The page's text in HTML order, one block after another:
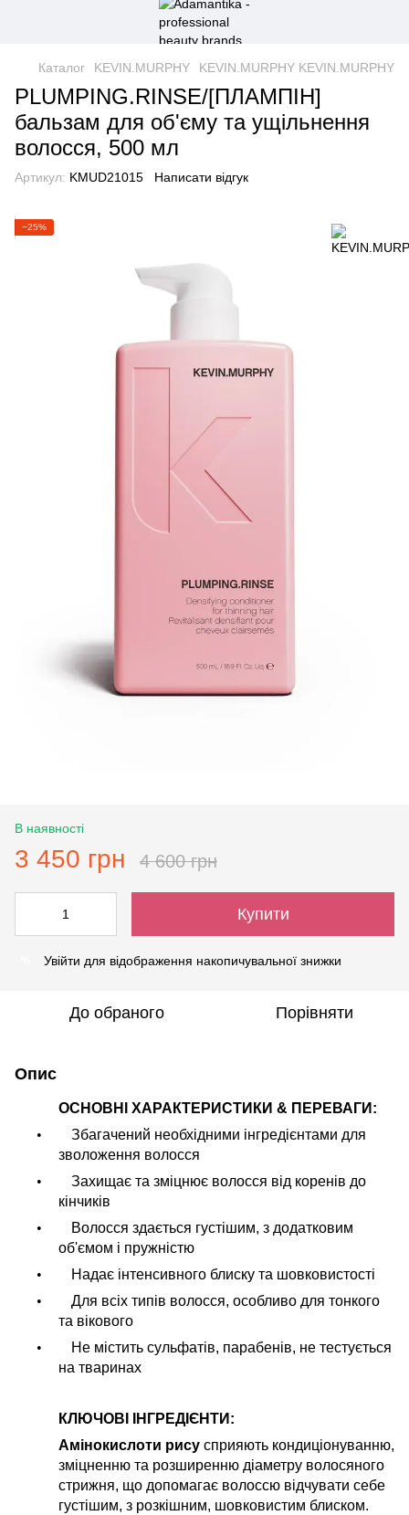
Каталог KEVIN.MURPHY KEVIN.MURPHY KEVIN.MURPHY
PLUMPING.RINSE/[ПЛАМПІН]
бальзам для об'єму та ущільнення
волосся, 500 мл
Артикул: KMUD21015 Написати відгук
−25%
В наявності
3 450 грн 4 600 грн
Купити
Увійти для відображення накопичувальної знижки
До обраного Порівняти
Опис
ОСНОВНІ ХАРАКТЕРИСТИКИ & ПЕРЕВАГИ:
•
Збагачений необхідними інгредієнтами для
зволоження волосся
•
Захищає та зміцнює волосся від коренів до
кінчиків
•
Волосся здається густішим, з додатковим
об'ємом і пружністю
•
Надає інтенсивного блиску та шовковистості
•
Для всіх типів волосся, особливо для тонкого
та вікового
•
Не містить сульфатів, парабенів, не тестується
на тваринах
КЛЮЧОВІ ІНГРЕДІЄНТИ:
Амінокислоти рису сприяють кондиціонуванню,
зміцненню та розширенню діаметру волосяного
стрижня, що допомагає волоссю відчувати себе
густішим, з розкішним, шовковистим блиском.